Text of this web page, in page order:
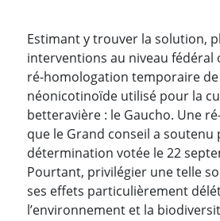
Estimant y trouver la solution,
interventions au niveau fédéral
ré-homologation temporaire de
néonicotinoïde utilisé pour la
betteravière : le Gaucho. Une
que le Grand conseil a soutenu
détermination votée le 22
Pourtant, privilégier une telle
ses effets particulièrement
l’environnement et la